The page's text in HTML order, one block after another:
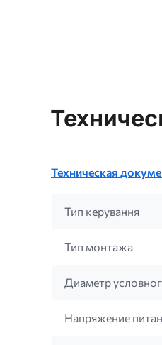
Техническая
Тип керування
Тип монтажа
Диаметр
Напряжение